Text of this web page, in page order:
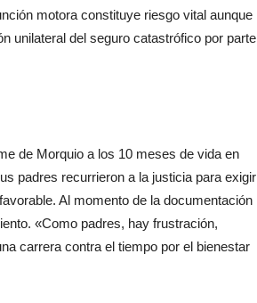
motora constituye riesgo vital aunque
unilateral del seguro catastrófico por parte
de Morquio a los 10 meses de vida en
padres recurrieron a la justicia para exigir
Al momento de la documentación
«Como padres, hay frustración,
carrera contra el tiempo por el bienestar